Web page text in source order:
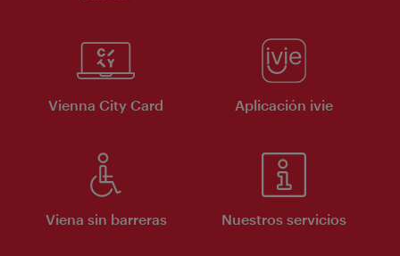
Vienna City Card Aplicación ivie
Viena sin barreras Nuestros servicios